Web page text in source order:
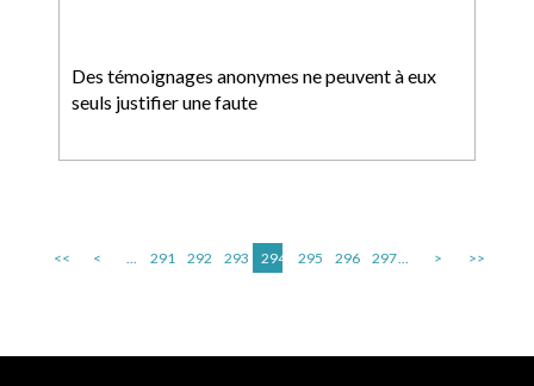
Des témoignages anonymes ne peuvent à eux
seuls justifier une faute
<< < ... 291 292 293 294 295 296 297... > >>